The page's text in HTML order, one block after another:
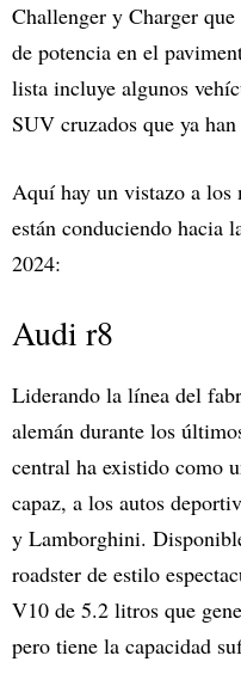
Challenger y Charger que
de potencia en el
lista incluye algunos
SUV cruzados que ya
Aquí hay un vistazo a los
están conduciendo hacia
2024:
Audi r8
Liderando la línea del
alemán durante los
central ha existido como
capaz, a los autos
y Lamborghini.
roadster de estilo
V10 de 5.2 litros que
pero tiene la capacidad